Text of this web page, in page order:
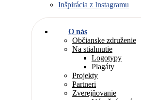
Inšpirácia z Instagramu
O nás
Občianske združenie
Na stiahnutie
Logotypy
Plagáty
Projekty
Partneri
Zverejňovanie